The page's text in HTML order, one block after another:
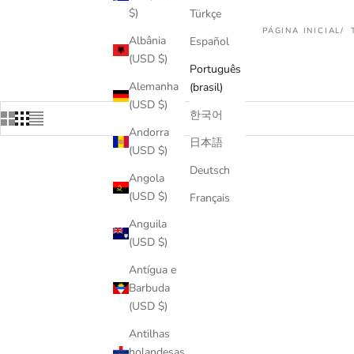
$)
Albânia
(USD $)
Alemanha
(USD $)
Andorra
(USD $)
Angola
(USD $)
Anguila
(USD $)
Antígua e
Barbuda
(USD $)
Antilhas
Türkçe
Español
Português
(brasil)
한국어
日本語
Deutsch
Français
PÁGINA INICIAL